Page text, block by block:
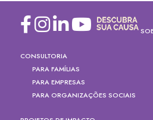
CONSULTORIA
PARA FAMÍLIAS
PARA EMPRESAS
PARA ORGANIZAÇÕES SOCIAIS